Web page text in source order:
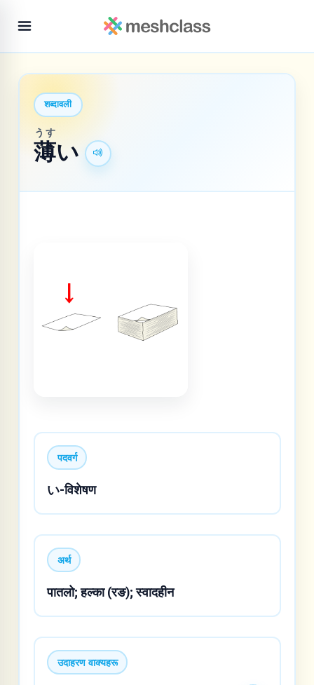
शब्दावली
薄
うす
い
पदवर्ग
い-विशेषण
अर्थ
पातलो; हल्का (रङ); स्वादहीन
उदाहरण वाक्यहरू